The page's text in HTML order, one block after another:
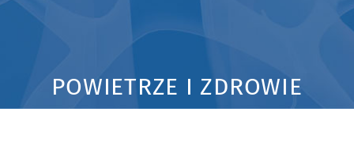
POWIETRZE I ZDROWIE